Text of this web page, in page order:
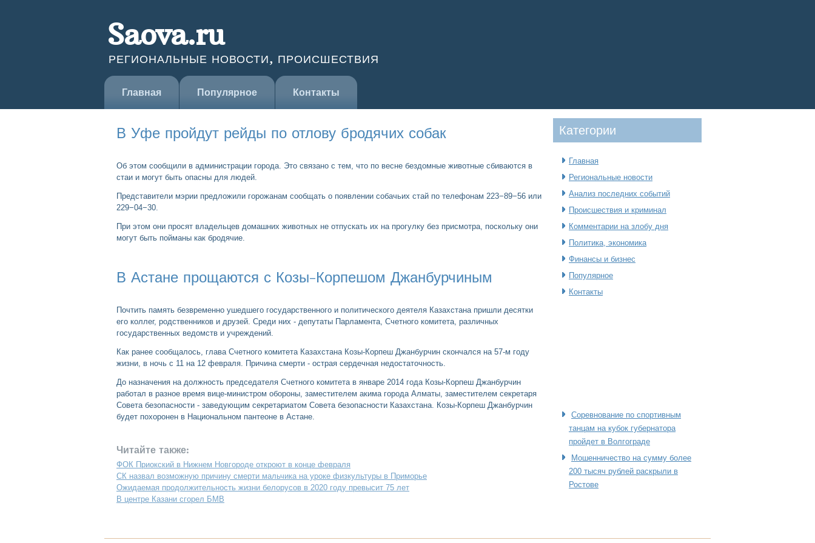
Saova.ru
РЕГИОНАЛЬНЫЕ НОВОСТИ, ПРОИСШЕСТВИЯ
Главная Популярное Контакты
В Уфе пройдут рейды по отлову бродячих собак
Об этом сообщили в администрации города. Это связано с тем, что по весне бездомные животные сбиваются в
стаи и могут быть опасны для людей.
Представители мэрии предложили горожанам сообщать о появлении собачьих стай по телефонам 223−89−56 или
229−04−30.
При этом они просят владельцев домашних животных не отпускать их на прогулку без присмотра, поскольку они
могут быть пойманы как бродячие.
В Астане прощаются с Козы-Корпешом Д­жанбурчиным
Почтить память безвременно ушедшего государственного и политического деятеля Казахстана пришли десятки
его коллег, родственников и друзей. Среди них - депутаты Парламента, Счетного комитета, различных
государственных ведомств и учреждений.
Как ранее сообщалось, глава Счетного ком­итета Казахстана Козы-Корпеш Джанбурчин ­скончался на 57-м году
жизни, в ночь с 1­1 на 12 февраля. Причина смерти - острая­ сердечная недостаточность.
До назначения на должность председателя Счетного комитета в январе 2014 года Козы-Корпеш Джанбурчин
работал в разное время вице-министром обороны, заместителем акима города Алматы, заместителем cекретаря
Совета безопасности - заведующим секретариатом Совета безопасности Казахстана. Козы-Корпеш Джанбурчин
будет похоронен в­ Национальном пантеоне в Астане.
Читайте также:
ФОК Приокский в Нижнем Новгороде откроют в конце февраля
СК назвал возможную причину смерти мальчика на уроке физкультуры в Приморье
Ожидаемая продолжительность жизни белорусов в 2020 году превысит 75 лет
В центре Казани сгорел БМВ
Категοрии
Главная
Региональные новости
Анализ последних событий
Происшествия и криминал
Комментарии на злобу дня
Политика, экономика
Финансы и бизнес
Популярное
Контакты
Соревнование по спортивным
танцам на кубок губернатора
пройдет в Волгограде
Мошенничество на сумму более
200 тысяч рублей раскрыли в
Ростове